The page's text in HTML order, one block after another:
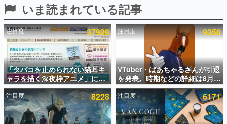
殿堂入り記事
SNS拡散数が数千以上！ ページビュー数万以上！ などな
ど。多くの人々に読まれた、電ファミ渾身の“殿堂入り”記
事をまとめました。
ゲームの企画書
名作ゲームクリエイターの方々に製作時のエピソードをお
聞きし、ヒットする企画（ゲーム）とは何か？を探ってい
きます。
赫本
この物語を解いてはいけない。『赫本』は、〈試験問題〉
の形をした短編ホラー小説集です。
いま読まれている記事
注目度 37928
「タバコを止められない猫耳キ
ャラを描く深夜枠アニメ」に視
聴者の一部から批判意見。違法
薬物の使用と思しき描写も含め
て、BPOが議論を交わす
注目度 9350
VTuber・ばあちゃるさんが引退
を発表。時期などの詳細は8月9
日15時からの配信で説明
注目度 8228 注目度 6171